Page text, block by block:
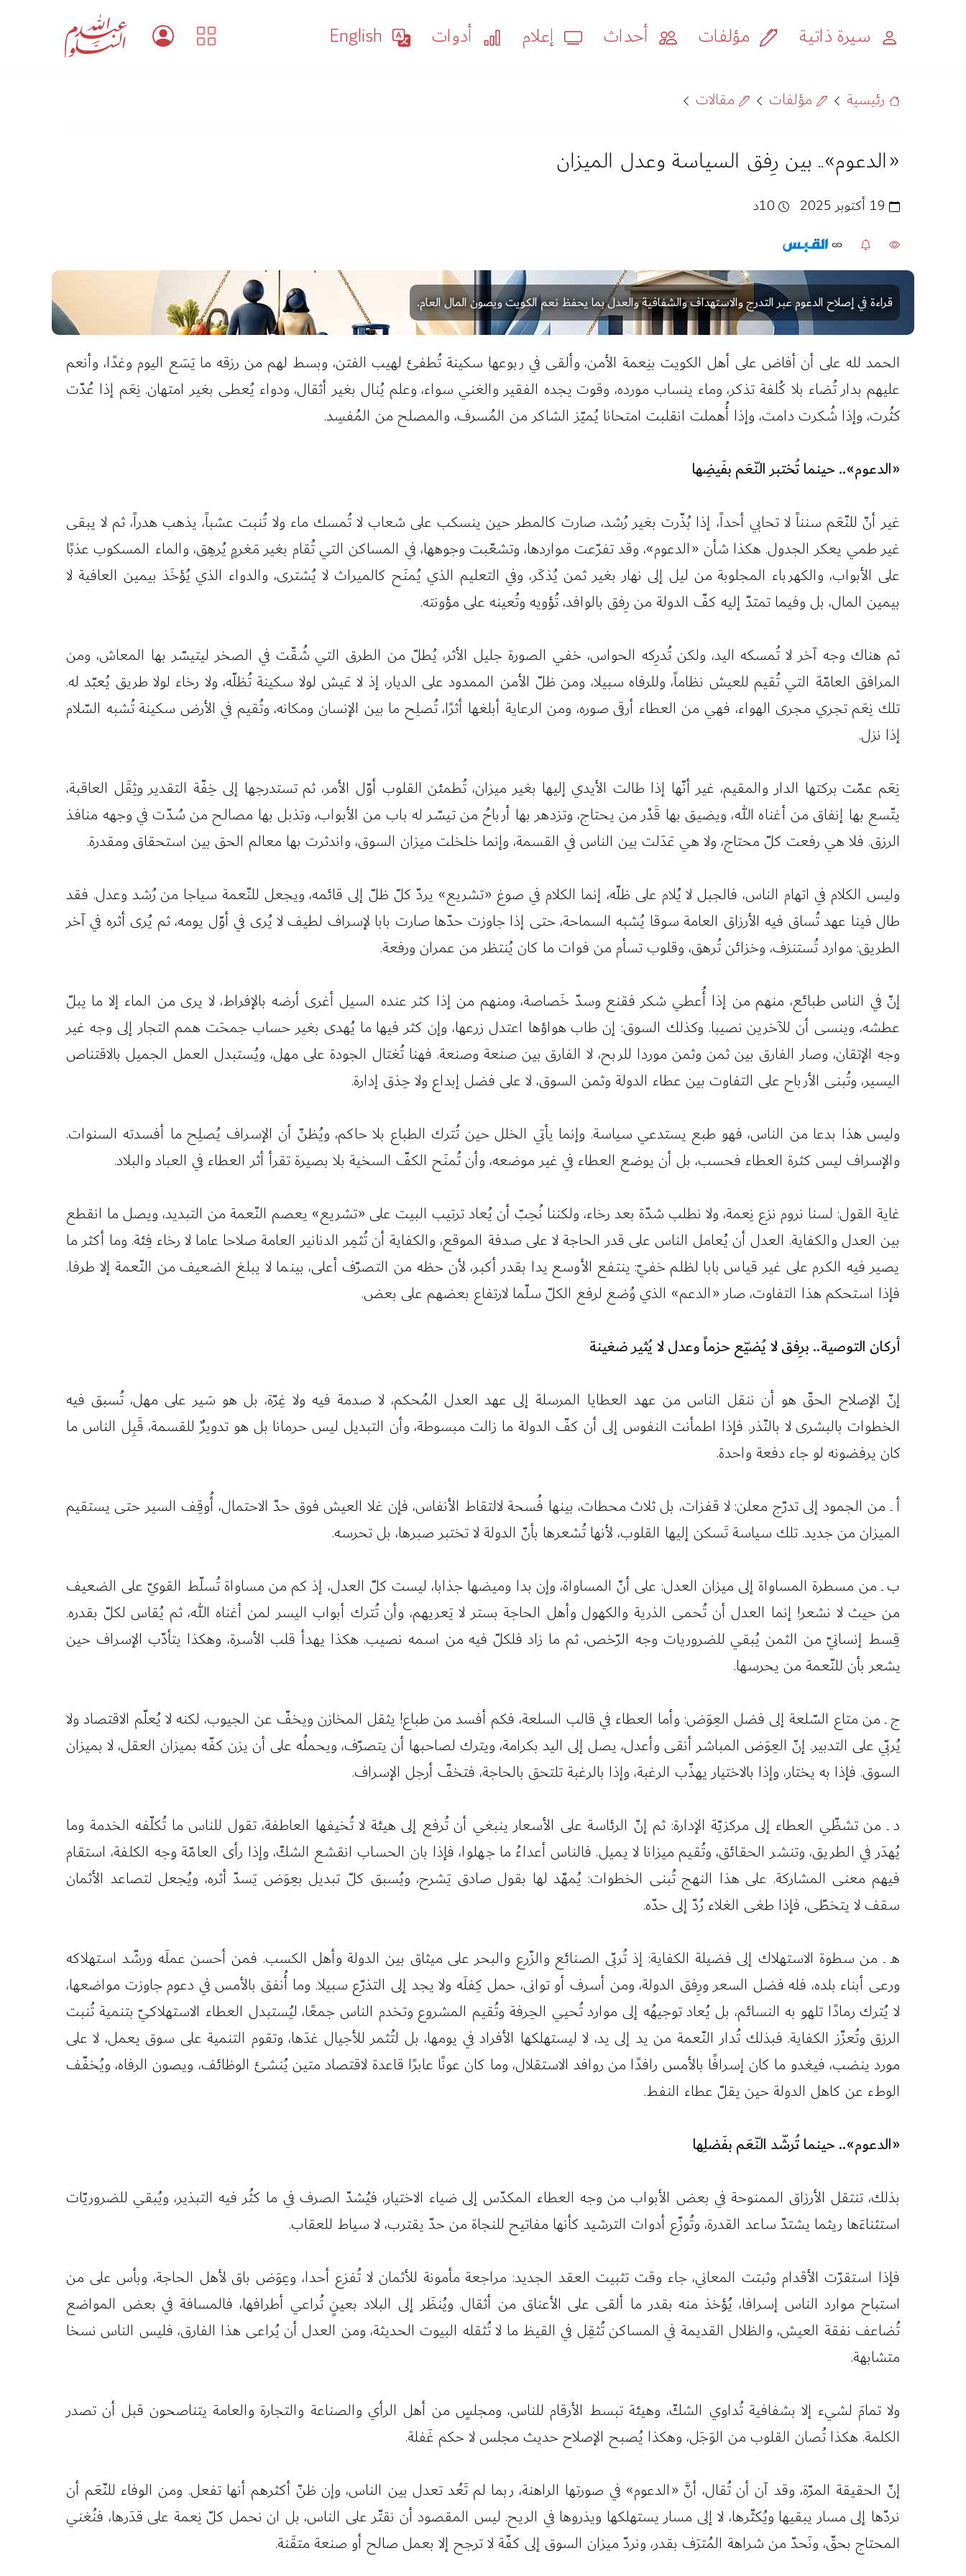
سيرة ذاتية مؤلفات أحداث إعلام أدوات
رئيسية مؤلفات مقالات
«الدعوم».. بين رِفق السياسة وعدل الميزان
قراءة في إصلاح الدعوم عبر التدرج والاستهداف والشفافية والعدل بما يحفظ نعم الكويت ويصون المال العام.
الحمد لله على أن أفاض على أهل الكويت بنِعمة الأمن، وألقى في ربوعها سكينة تُطفئ لهيب الفتن، وبسط لهم من رزقه ما يَسَع اليوم وغدًا، وأنعم
عليهم بدار تُضاء بلا كُلفة تذكر، وماء ينساب مورده، وقوت يجده الفقير والغني سواء، وعلم يُنال بغير أثقال، ودواء يُعطى بغير امتهان. نِعَم إذا عُدّت
كثُرت، وإذا شُكرت دامت، وإذا أُهملت انقلبت امتحانا يُميّز الشاكر من المُسرف، والمصلح من المُفسِد.
«الدعوم».. حينما تُختبر النّعَم بفَيضِها
غير أنّ للنّعَم سنناً لا تحابي أحداً، إذا بُذّرت بغير رُشد، صارت كالمطر حين ينسكب على شعاب لا تُمسك ماء ولا تُنبت عشباً، يذهب هدراً، ثم لا يبقى
غير طمي يعكر الجدول. هكذا شأن «الدعوم»، وقد تفرّعت مواردها، وتشعّبت وجوهها، في المساكن التي تُقام بغير مَغرمٍ يُرهِق، والماء المسكوب عذبًا
على الأبواب، والكهرباء المجلوبة من ليل إلى نهار بغير ثمن يُذكَر، وفي التعليم الذي يُمنَح كالميراث لا يُشترى، والدواء الذي يُؤخَذ بيمين العافية لا
بيمين المال، بل وفيما تمتدّ إليه كفّ الدولة من رِفق بالوافد، تُؤويه وتُعينه على مؤونته.
ثم هناك وجه آخر لا تُمسكه اليد، ولكن تُدرِكه الحواس، خفي الصورة جليل الأثر، يُطلّ من الطرق التي شُقّت في الصخر ليتيسّر بها المعاش، ومن
المرافق العامّة التي تُقيم للعيش نظاماً، وللرفاه سبيلا، ومن ظلّ الأمن الممدود على الديار، إذ لا عَيش لولا سكينة تُظلّه، ولا رخاء لولا طريق يُعبّد له.
تلك نِعَم تجري مجرى الهواء، فهي من العطاء أرقى صوره، ومن الرعاية أبلغها أثرًا، تُصلِح ما بين الإنسان ومكانه، وتُقيم في الأرض سكينة تُشبه السّلام
إذا نزل.
نِعَم عمّت بركتها الدار والمقيم، غير أنّها إذا طالت الأيدي إليها بغير ميزان، تُطمئن القلوب أوّل الأمر، ثم تستدرجها إلى خِفّة التقدير وثِقَل العاقبة،
يتّسع بها إنفاق من أغناه الله، ويضيق بها قَدْر من يحتاج، وتزدهر بها أرباحُ من تيسّر له باب من الأبواب، وتذبل بها مصالح من سُدّت في وجهه منافذ
الرزق. فلا هي رفعت كلّ محتاج، ولا هي عَدَلت بين الناس في القسمة، وإنما خلخلت ميزان السوق، واندثرت بها معالم الحق بين استحقاق ومقدرة.
وليس الكلام في اتهام الناس، فالجبل لا يُلام على ظلّه، إنما الكلام في صوغ «تشريع» يردّ كلّ ظلّ إلى قائمه، ويجعل للنّعمة سياجا من رُشد وعدل. فقد
طال فينا عهد تُساق فيه الأرزاق العامة سوقا يُشبه السماحة، حتى إذا جاوزت حدّها صارت بابا لإسراف لطيف لا يُرى في أوّل يومه، ثم يُرى أثره في آخر
الطريق: موارد تُستنزف، وخزائن تُرهق، وقلوب تسأم من فوات ما كان يُنتظر من عمران ورفعة.
إنّ في الناس طبائع، منهم من إذا أُعطي شكر فقنع وسدّ خَصاصة، ومنهم من إذا كثر عنده السيل أغرى أرضه بالإفراط، لا يرى من الماء إلا ما يبلّ
عطشه، وينسى أن للآخرين نصيبا. وكذلك السوق: إن طاب هواؤها اعتدل زرعها، وإن كثر فيها ما يُهدى بغير حساب جمحَت همم التجار إلى وجه غير
وجه الإتقان، وصار الفارق بين ثمن وثمن موردا للربح، لا الفارق بين صنعة وصنعة. فهنا تُغتال الجودة على مهل، ويُستبدل العمل الجميل بالاقتناص
اليسير، وتُبنى الأرباح على التفاوت بين عطاء الدولة وثمن السوق، لا على فضل إبداع ولا حِذق إدارة.
وليس هذا بدعا من الناس، فهو طبع يستدعي سياسة. وإنما يأتي الخلل حين تُترك الطباع بلا حاكم، ويُظنّ أن الإسراف يُصلِح ما أفسدته السنوات.
والإسراف ليس كثرة العطاء فحسب، بل أن يوضع العطاء في غير موضعه، وأن تُمنَح الكفّ السخية بلا بصيرة تقرأ أثر العطاء في العباد والبلاد.
غاية القول: لسنا نروم نزع نِعمة، ولا نطلب شدّة بعد رخاء، ولكننا نُحِبّ أن يُعاد ترتيب البيت على «تشريع» يعصم النّعمة من التبديد، ويصل ما انقطع
بين العدل والكفاية. العدل أن يُعامل الناس على قدر الحاجة لا على صدفة الموقع، والكفاية أن تُثمِر الدنانير العامة صلاحا عاما لا رخاء فِئة. وما أكثر ما
يصير فيه الكرم على غير قياس بابا لظلم خفيّ: ينتفع الأوسع يدا بقدر أكبر، لأن حظه من التصرّف أعلى، بينما لا يبلغ الضعيف من النّعمة إلا طرفا.
فإذا استحكم هذا التفاوت، صار «الدعم» الذي وُضع لرفع الكلّ سلّما لارتفاع بعضهم على بعض.
أركان التوصية.. برِفق لا يُضيّع حزماً وعدل لا يُثير ضغينة
إنّ الإصلاح الحقّ هو أن ننقل الناس من عهد العطايا المرسلة إلى عهد العدل المُحكم، لا صدمة فيه ولا غِرّة، بل هو سَير على مهل، تُسبق فيه
الخطوات بالبشرى لا بالنّذر. فإذا اطمأنت النفوس إلى أن كفّ الدولة ما زالت مبسوطة، وأن التبديل ليس حرمانا بل هو تدويرٌ للقسمة، قَبِل الناس ما
كان يرفضونه لو جاء دفعة واحدة.
أ ـ من الجمود إلى تدرّج معلن: لا قفزات، بل ثلاث محطات، بينها فُسحة لالتقاط الأنفاس، فإن غلا العيش فوق حدّ الاحتمال، أُوقِف السير حتى يستقيم
الميزان من جديد. تلك سياسة تَسكن إليها القلوب، لأنها تُشعرها بأنّ الدولة لا تختبر صبرها، بل تحرسه.
ب ـ من مسطرة المساواة إلى ميزان العدل: على أنّ المساواة، وإن بدا وميضها جذابا، ليست كلّ العدل، إذ كم من مساواة تُسلّط القويّ على الضعيف
من حيث لا نشعر! إنما العدل أن تُحمى الذرية والكهول وأهل الحاجة بستر لا يَعريهم، وأن تُترك أبواب اليسر لمن أغناه الله، ثم يُقاس لكلّ بقدره.
قِسط إنسانيّ من الثمن يُبقي للضروريات وجه الرّخص، ثم ما زاد فلكلّ فيه من اسمه نصيب. هكذا يهدأ قلب الأسرة، وهكذا يتأدّب الإسراف حين
يشعر بأن للنّعمة من يحرسها.
ج ـ من متاع السّلعة إلى فضل العِوَض: وأما العطاء في قالب السلعة، فكم أفسد من طباع! يثقل المخازن ويخفّ عن الجيوب، لكنه لا يُعلّم الاقتصاد ولا
يُربّي على التدبير. إنّ العِوَض المباشر أنقى وأعدل، يصل إلى اليد بكرامة، ويترك لصاحبها أن يتصرّف، ويحملُه على أن يزن كفّه بميزان العقل، لا بميزان
السوق. فإذا به يختار، وإذا بالاختيار يهذّب الرغبة، وإذا بالرغبة تلتحق بالحاجة، فتخفّ أرجل الإسراف.
د ـ من تشظّي العطاء إلى مركزيّة الإدارة: ثم إنّ الرئاسة على الأسعار ينبغي أن تُرفع إلى هيئة لا تُخيفها العاطفة، تقول للناس ما تُكلّفه الخدمة وما
يُهدَر في الطريق، وتنشر الحقائق، وتُقيم ميزانا لا يميل. فالناس أعداءُ ما جهلوا، فإذا بان الحساب انقشع الشكّ، وإذا رأى العامّة وجه الكلفة، استقام
فيهم معنى المشاركة. على هذا النهج تُبنى الخطوات: يُمهّد لها بقول صادق يَشرح، ويُسبق كلّ تبديل بعِوَض يَسدّ أثره، ويُجعل لتصاعد الأثمان
سقف لا يتخطّى، فإذا طغى الغلاء رُدّ إلى حدّه.
هـ ـ من سطوة الاستهلاك إلى فضيلة الكفاية: إذ تُربّى الصنائع والزّرع والبحر على ميثاق بين الدولة وأهل الكسب. فمن أحسن عملَه ورشّد استهلاكه
ورعى أبناء بلده، فله فضل السعر ورِفق الدولة، ومن أسرف أو توانى، حمل كِفلَه ولا يجد إلى التذرّع سبيلا. وما أُنفق بالأمس في دعوم جاوزت مواضعها،
لا يُترك رمادًا تلهو به النسائم، بل يُعاد توجيهُه إلى موارد تُحيي الحِرفة وتُقيم المشروع وتخدم الناس جمعًا، ليُستبدل العطاء الاستهلاكيّ بتنمية تُنبت
الرزق وتُعزّز الكفاية. فبذلك تُدار النّعمة من يد إلى يد، لا ليستهلكها الأفراد في يومها، بل لتُثمر للأجيال غدَها، وتقوم التنمية على سوق يعمل، لا على
مورد ينضب، فيغدو ما كان إسرافًا بالأمس رافدًا من روافد الاستقلال، وما كان عونًا عابرًا قاعدة لاقتصاد متين يُنشئ الوظائف، ويصون الرفاه، ويُخفّف
الوطء عن كاهل الدولة حين يقلّ عطاء النفط.
«الدعوم».. حينما تُرشّد النّعَم بفَضلِها
بذلك، تنتقل الأرزاق الممنوحة في بعض الأبواب من وجه العطاء المكدّس إلى ضياء الاختيار، فيُشدّ الصرف في ما كثُر فيه التبذير، ويُبقي للضروريّات
استثناءَها ريثما يشتدّ ساعد القدرة، وتُوزّع أدوات الترشيد كأنها مفاتيح للنجاة من حدّ يقترب، لا سياط للعقاب.
فإذا استقرّت الأقدام وثبتت المعاني، جاء وقت تثبيت العقد الجديد: مراجعة مأمونة للأثمان لا تُفزع أحدا، وعِوَض باق لأهل الحاجة، وبأس على من
استباح موارد الناس إسرافا، يُؤخذ منه بقدر ما ألقى على الأعناق من أثقال. ويُنظَر إلى البلاد بعينٍ تُراعي أطرافها، فالمسافة في بعض المواضع
تُضاعف نفقة العيش، والظلال القديمة في المساكن تُثقِل في القيظ ما لا تُثقله البيوت الحديثة، ومن العدل أن يُراعى هذا الفارق، فليس الناس نسخا
متشابهة.
ولا تمامَ لشيء إلا بشفافية تُداوي الشكّ، وهيئة تبسط الأرقام للناس، ومجلسٍ من أهل الرأي والصناعة والتجارة والعامة يتناصحون قبل أن تصدر
الكلمة. هكذا تُصان القلوب من الوَجَل، وهكذا يُصبح الإصلاح حديث مجلس لا حكم غَفلة.
إنّ الحقيقة المرّة، وقد آن أن تُقال، أنَّ «الدعوم» في صورتها الراهنة، ربما لم تَعُد تعدل بين الناس، وإن ظنّ أكثرهم أنها تفعل. ومن الوفاء للنّعَم أن
نردّها إلى مسار يبقيها ويُكثّرها، لا إلى مسار يستهلكها ويذروها في الريح. ليس المقصود أن نقتّر على الناس، بل ان نحمل كلّ نِعمة على قدَرها، فنُغني
المحتاج بحقّ، ونَحدّ من شراهة المُترَف بقدر، ونردّ ميزان السوق إلى كفّة لا ترجح إلا بعمل صالح أو صنعة متقَنة.